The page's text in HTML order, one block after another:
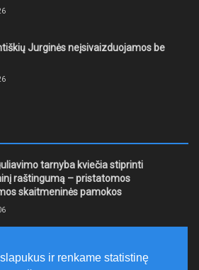
Jurginės neįsivaizduojamos be
tarnyba kviečia stiprinti
raštingumą – pristatomos
skaitmeninės pamokos
juda į priekįir renkame statistinę